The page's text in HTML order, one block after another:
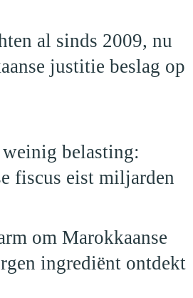
al sinds 2009, nu
justitie beslag op
belasting:
fiscus eist miljarden
om Marokkaanse
ingrediënt ontdekt